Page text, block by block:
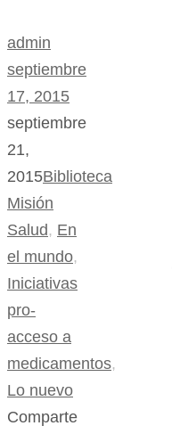
admin
septiembre
17, 2015
septiembre
21,
2015Biblioteca
Misión
Salud , En
el mundo,
Iniciativas
pro-
acceso a
medicamentos,
Lo nuevo
Comparte